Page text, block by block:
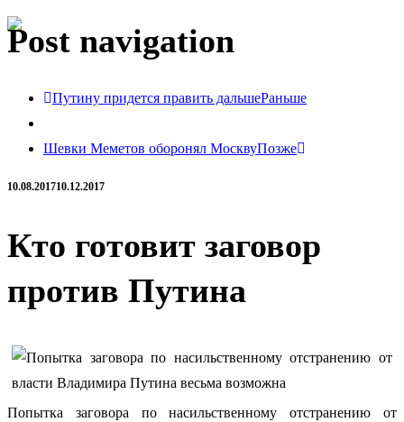
Post navigation
Путину придется править дальшеРаньше
Шевки Меметов оборонял МосквуПозже
10.08.201710.12.2017
Кто готовит заговор
против Путина
Попытка заговора по насильственному отстранению от